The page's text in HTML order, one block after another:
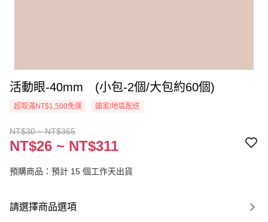
活動眼-40mm (小包-2個/大包約60個)
超取滿NT$1,500免運 國家/地區配送
NT$30 ~ NT$365
NT$26 ~ NT$311
預購商品：預計 15 個工作天出貨
請選擇商品選項